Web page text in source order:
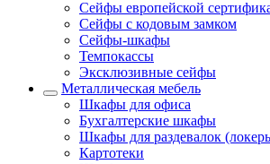
Сейфы европейской
Сейфы с кодовым замком
Сейфы-шкафы
Темпокассы
Эксклюзивные сейфы
Металлическая мебель
Шкафы для офиса
Бухгалтерские шкафы
Шкафы для раздевалок
Картотеки